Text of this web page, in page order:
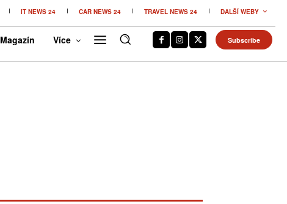
IT NEWS 24 CAR NEWS 24 TRAVEL NEWS 24 DALŠÍ WEBY
Magazín Více Subscribe